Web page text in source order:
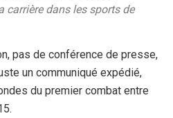
carrière dans les sports de
pas de conférence de presse,
un communiqué expédié,
du premier combat entre